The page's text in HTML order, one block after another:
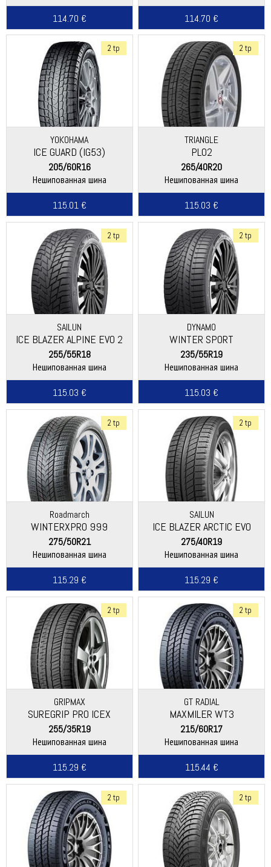
114.70 €
114.70 €
2 tp
YOKOHAMA
ICE GUARD (IG53)
205/60R16
Нешипованная шина
115.01 €
2 tp
TRIANGLE
PL02
265/40R20
Нешипованная шина
115.03 €
2 tp
SAILUN
ICE BLAZER ALPINE EVO 2
255/55R18
Нешипованная шина
115.03 €
2 tp
DYNAMO
WINTER SPORT
235/55R19
Нешипованная шина
115.03 €
2 tp
Roadmarch
WINTERXPRO 999
275/50R21
Нешипованная шина
115.29 €
2 tp
SAILUN
ICE BLAZER ARCTIC EVO
275/40R19
Нешипованная шина
115.29 €
2 tp
GRIPMAX
SUREGRIP PRO ICEX
255/35R19
Нешипованная шина
115.29 €
2 tp
GT RADIAL
MAXMILER WT3
215/60R17
Нешипованная шина
115.44 €
2 tp 2 tp